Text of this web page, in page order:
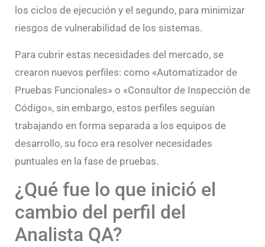
los ciclos de ejecución y el segundo, para minimizar
riesgos de vulnerabilidad de los sistemas.
Para cubrir estas necesidades del mercado, se
crearon nuevos perfiles: como «Automatizador de
Pruebas Funcionales» o «Consultor de Inspección de
Código», sin embargo, estos perfiles seguían
trabajando en forma separada a los equipos de
desarrollo, su foco era resolver necesidades
puntuales en la fase de pruebas.
¿Qué fue lo que inició el
cambio del perfil del
Analista QA?